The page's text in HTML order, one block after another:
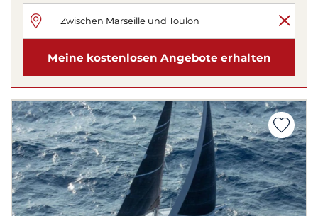
Meine kostenlosen Angebote erhalten